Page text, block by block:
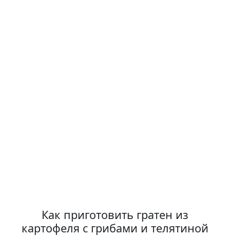
Как приготовить гратен из
картофеля с грибами и телятиной